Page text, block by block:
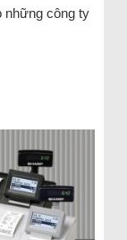
những công ty